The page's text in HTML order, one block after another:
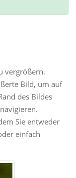
vergrößern.
Bild, um auf
des Bildes
Sie entweder
einfach